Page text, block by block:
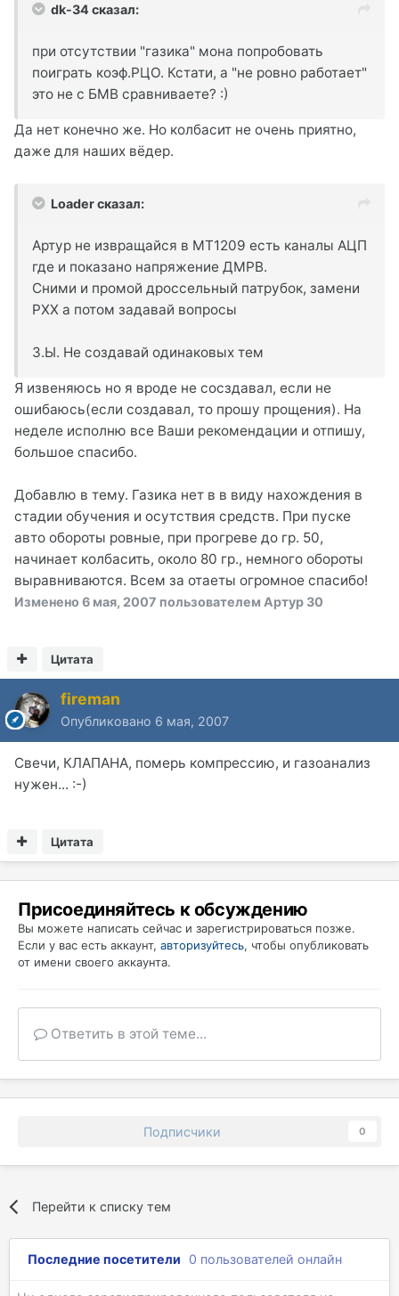
dk-34 сказал:
при отсутствии "газика" мона попробовать
поиграть коэф.РЦО. Кстати, а "не ровно работает"
это не с БМВ сравниваете? :)
Да нет конечно же. Но колбасит не очень приятно,
даже для наших вёдер.
Loader сказал:
Артур не извращайся в МТ1209 есть каналы АЦП
где и показано напряжение ДМРВ.
Сними и промой дроссельный патрубок, замени
РХХ а потом задавай вопросы
З.Ы. Не создавай одинаковых тем
Я извеняюсь но я вроде не сосздавал, если не
ошибаюсь(если создавал, то прошу прощения). На
неделе исполню все Ваши рекомендации и отпишу,
большое спасибо.
Добавлю в тему. Газика нет в в виду нахождения в
стадии обучения и осутствия средств. При пуске
авто обороты ровные, при прогреве до гр. 50,
начинает колбасить, около 80 гр., немного обороты
выравниваются. Всем за отаеты огромное спасибо!
Изменено 6 мая, 2007 пользователем Артур 30
Цитата
fireman
Опубликовано 6 мая, 2007
Свечи, КЛАПАНА, померь компрессию, и газоанализ
нужен... :-)
Цитата
Присоединяйтесь к обсуждению
Вы можете написать сейчас и зарегистрироваться позже.
Если у вас есть аккаунт, авторизуйтесь, чтобы опубликовать
от имени своего аккаунта.
Ответить в этой теме...
Подписчики 0
Перейти к списку тем
Последние посетители 0 пользователей онлайн